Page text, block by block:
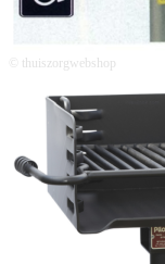
© thuiszorgwebshop